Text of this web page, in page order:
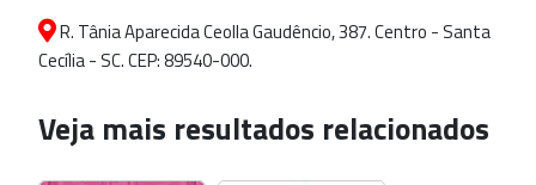
R. Tânia Aparecida Ceolla Gaudêncio, 387. Centro - Santa
Cecília - SC. CEP: 89540-000.
Veja mais resultados relacionados